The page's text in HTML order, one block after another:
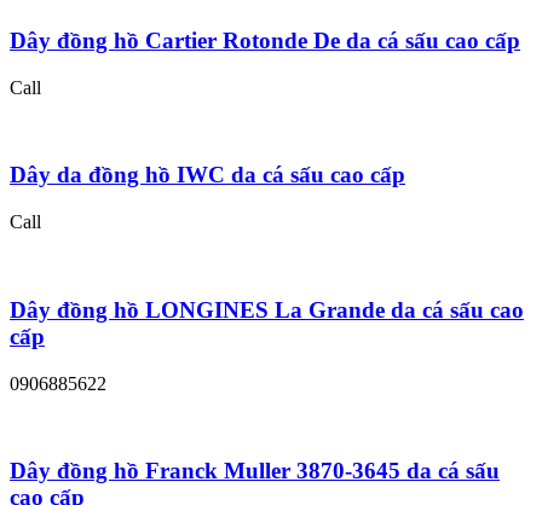
Dây đồng hồ Cartier Rotonde De da cá sấu cao cấp
Call
Dây da đồng hồ IWC da cá sấu cao cấp
Call
Dây đồng hồ LONGINES La Grande da cá sấu cao
cấp
0906885622
Dây đồng hồ Franck Muller 3870-3645 da cá sấu
cao cấp